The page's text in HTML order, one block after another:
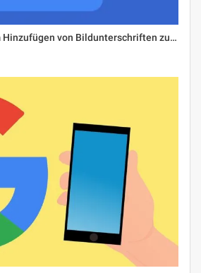
von Bildunterschriften zu…